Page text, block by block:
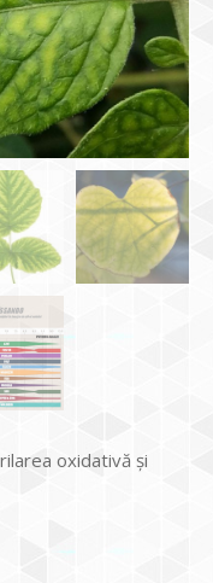
oxidativă și